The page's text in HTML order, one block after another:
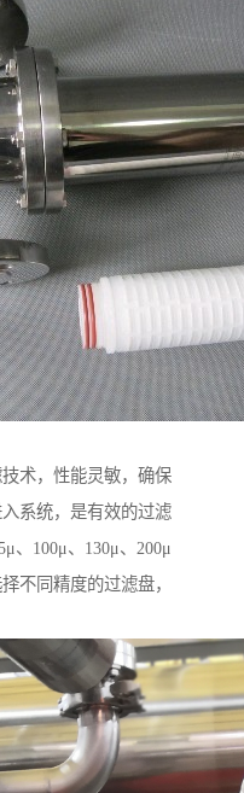
术，性能灵敏，确保
系统，是有效的过滤
、100μ、130μ、200μ
不同精度的过滤盘，